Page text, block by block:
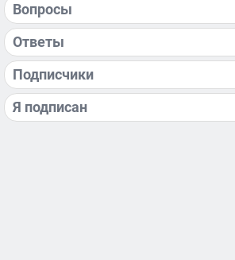
Вопросы
Ответы
Подписчики
Я подписан